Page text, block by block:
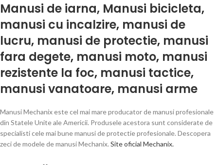
Manusi de iarna, Manusi bicicleta,
manusi cu incalzire, manusi de
lucru, manusi de protectie, manusi
fara degete, manusi moto, manusi
rezistente la foc, manusi tactice,
manusi vanatoare, manusi arme
Manusi Mechanix este cel mai mare producator de manusi profesionale
din Statele Unite ale Americii. Produsele acestora sunt considerate de
specialisti cele mai bune manusi de protectie profesionale. Descopera
zeci de modele de manusi Mechanix. Site oficial Mechanix.